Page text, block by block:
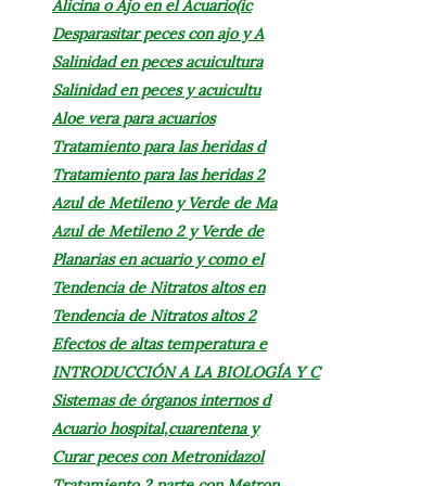
Alicina o Ajo en el Acuario(ic
Desparasitar peces con ajo y A
Salinidad en peces acuicultura
Salinidad en peces y acuicultu
Aloe vera para acuarios
Tratamiento para las heridas d
Tratamiento para las heridas 2
Azul de Metileno y Verde de Ma
Azul de Metileno 2 y Verde de
Planarias en acuario y como el
Tendencia de Nitratos altos en
Tendencia de Nitratos altos 2
Efectos de altas temperatura e
INTRODUCCIÓN A LA BIOLOGÍA Y C
Sistemas de órganos internos d
Acuario hospital,cuarentena y
Curar peces con Metronidazol